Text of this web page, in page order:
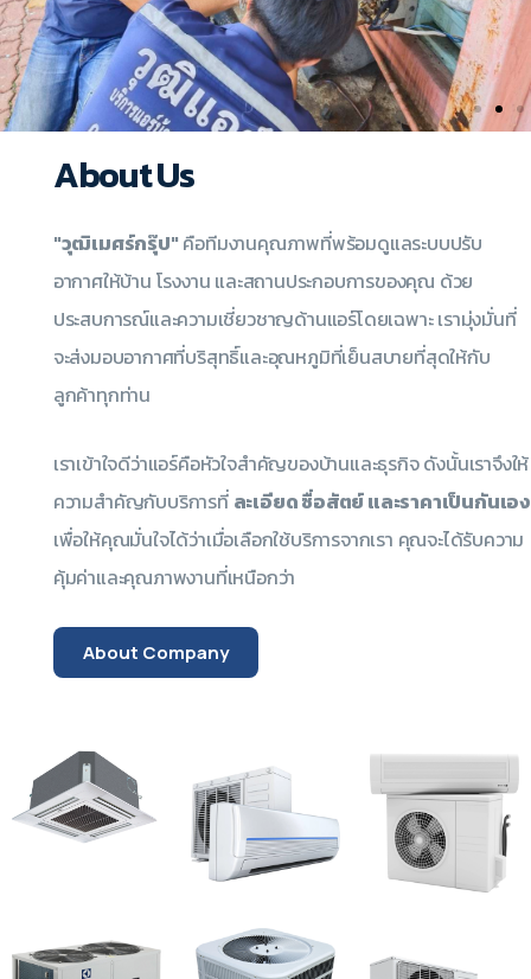
About Us
"วุฒิเมศร์กรุ๊ป" คือทีมงานคุณภาพที่พร้อมดูแลระบบปรับ
อากาศให้บ้าน โรงงาน และสถานประกอบการของคุณ ด้วย
ประสบการณ์และความเชี่ยวชาญด้านแอร์โดยเฉพาะ เรามุ่งมั่นที่
จะส่งมอบอากาศที่บริสุทธิ์และอุณหภูมิที่เย็นสบายที่สุดให้กับ
ลูกค้าทุกท่าน
เราเข้าใจดีว่าแอร์คือหัวใจสำคัญของบ้านและธุรกิจ ดังนั้นเราจึงให้
ความสำคัญกับบริการที่ ละเอียด ซื่อสัตย์ และราคาเป็นกันเอง
เพื่อให้คุณมั่นใจได้ว่าเมื่อเลือกใช้บริการจากเรา คุณจะได้รับความ
คุ้มค่าและคุณภาพงานที่เหนือกว่า
About Company